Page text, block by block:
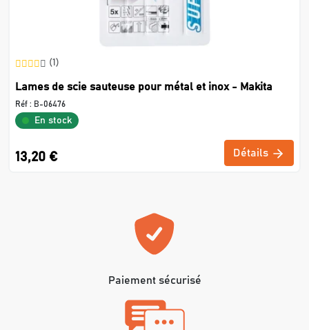
(1)
Lames de scie sauteuse pour métal et inox - Makita
Réf : B-06476
En stock
13,20 € Détails
Paiement sécurisé